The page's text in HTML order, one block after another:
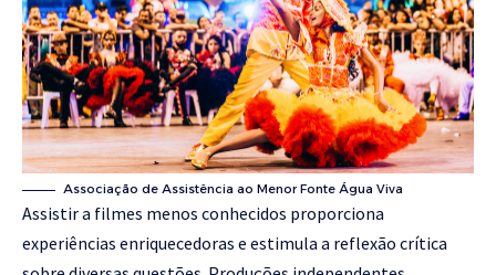
Associação de Assistência ao Menor Fonte Água Viva
Assistir a filmes menos conhecidos proporciona
experiências enriquecedoras e estimula a reflexão crítica